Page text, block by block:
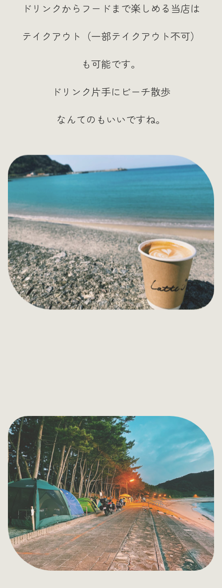
ドリンクからフードまで楽しめる当店は
テイクアウト（一部テイクアウト不可）
も可能です。
ドリンク片手にビーチ散歩
なんてのもいいですね。